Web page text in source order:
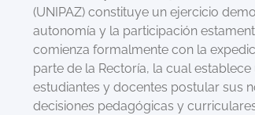
(UNIPAZ) constituye un ejercicio
autonomía y la participación
comienza formalmente con la
parte de la Rectoría, la cual
estudiantes y docentes postular sus
decisiones pedagógicas y